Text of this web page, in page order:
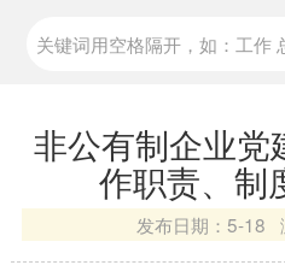
非公有制企业党
作职责、制
发布日期：5-18